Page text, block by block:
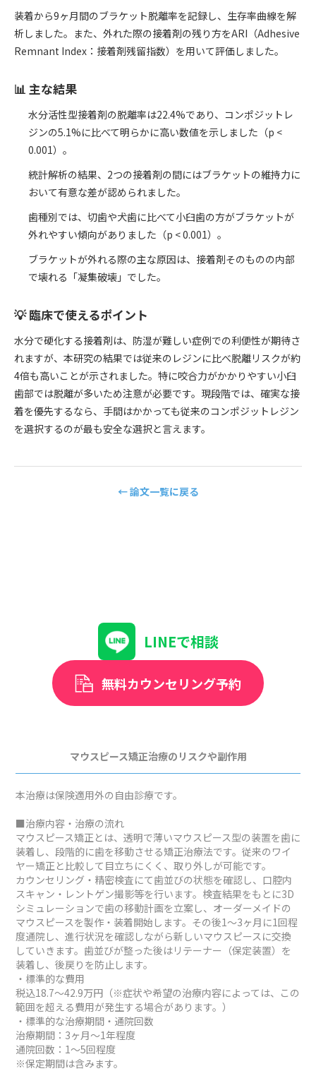
装着から9ヶ月間のブラケット脱離率を記録し、生存率曲線を解
析しました。また、外れた際の接着剤の残り方をARI（Adhesive
Remnant Index：接着剤残留指数）を用いて評価しました。
📊 主な結果
水分活性型接着剤の脱離率は22.4%であり、コンポジットレ
ジンの5.1%に比べて明らかに高い数値を示しました（p <
0.001）。
統計解析の結果、2つの接着剤の間にはブラケットの維持力に
おいて有意な差が認められました。
歯種別では、切歯や犬歯に比べて小臼歯の方がブラケットが
外れやすい傾向がありました（p < 0.001）。
ブラケットが外れる際の主な原因は、接着剤そのものの内部
で壊れる「凝集破壊」でした。
💡 臨床で使えるポイント
水分で硬化する接着剤は、防湿が難しい症例での利便性が期待さ
れますが、本研究の結果では従来のレジンに比べ脱離リスクが約
4倍も高いことが示されました。特に咬合力がかかりやすい小臼
歯部では脱離が多いため注意が必要です。現段階では、確実な接
着を優先するなら、手間はかかっても従来のコンポジットレジン
を選択するのが最も安全な選択と言えます。
← 論文一覧に戻る
LINEで相談
無料カウンセリング予約
マウスピース矯正治療のリスクや副作用
本治療は保険適用外の自由診療です。
■治療内容・治療の流れ
マウスピース矯正とは、透明で薄いマウスピース型の装置を歯に
装着し、段階的に歯を移動させる矯正治療法です。従来のワイ
ヤー矯正と比較して目立ちにくく、取り外しが可能です。
カウンセリング・精密検査にて歯並びの状態を確認し、口腔内
スキャン・レントゲン撮影等を行います。検査結果をもとに3D
シミュレーションで歯の移動計画を立案し、オーダーメイドの
マウスピースを製作・装着開始します。その後1～3ヶ月に1回程
度通院し、進行状況を確認しながら新しいマウスピースに交換
していきます。歯並びが整った後はリテーナー（保定装置）を
装着し、後戻りを防止します。
・標準的な費用
税込18.7～42.9万円（※症状や希望の治療内容によっては、この
範囲を超える費用が発生する場合があります。）
・標準的な治療期間・通院回数
治療期間：3ヶ月～1年程度
通院回数：1～5回程度
※保定期間は含みます。